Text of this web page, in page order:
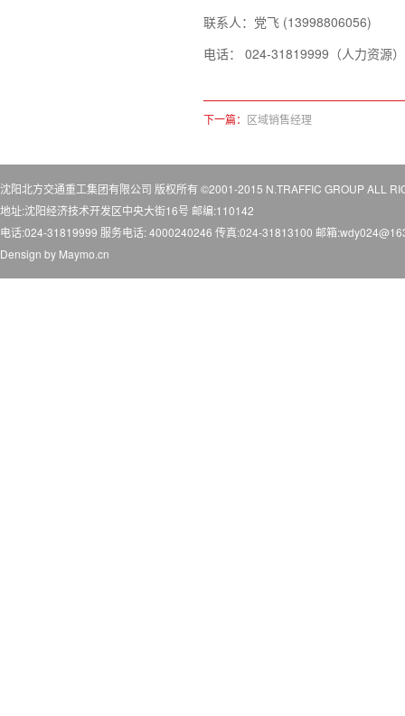
联系人：党飞 (13998806056)
电话：
024-31819999（人力资源）
下一篇： 区域销售经理
沈阳北方交通重工集团有限公司 版权所有 ©2001-2015 N.TRAFFIC GROUP ALL
地址:沈阳经济技术开发区中央大街16号 邮编:110142
电话:024-31819999 服务电话: 4000240246 传真:024-31813100 邮箱
Densign by Maymo.cn